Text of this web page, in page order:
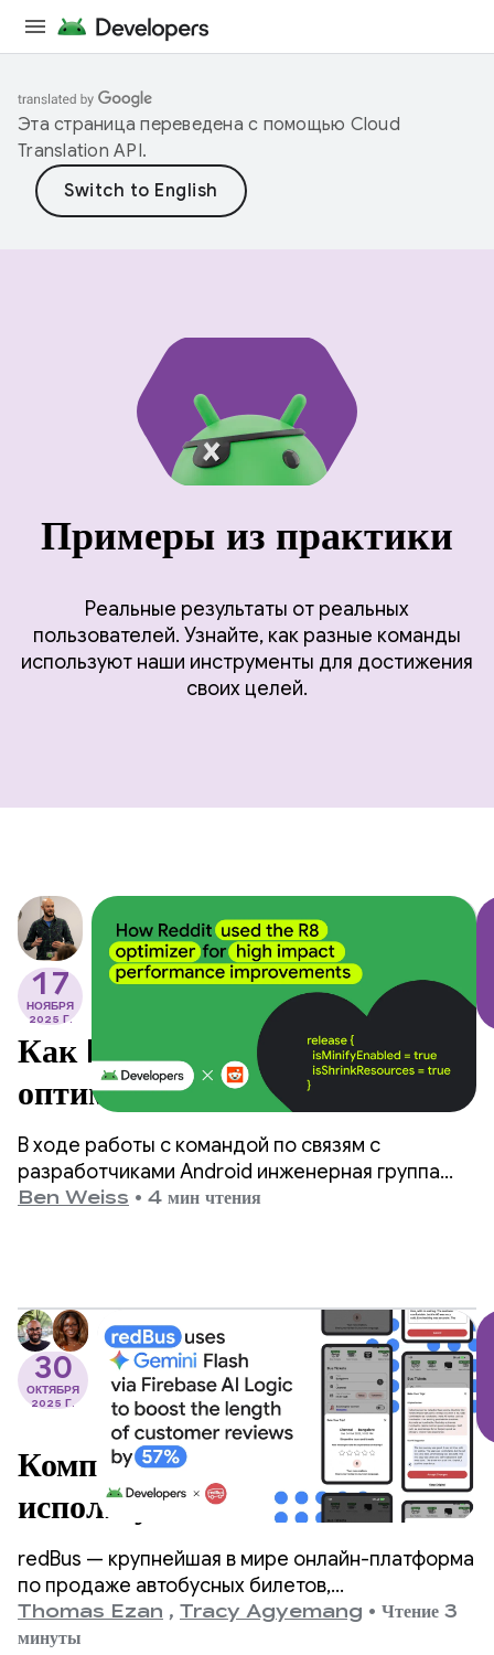
Эта страница переведена с помощью Cloud
Translation API.
Примеры из практики
Реальные результаты от реальных
пользователей. Узнайте, как разные команды
используют наши инструменты для достижения
своих целей.
17
НОЯБРЯ
2025 Г.
Как Reddit использовал
оптимизатор R8 для
существенного повышения
производительности
В ходе работы с командой по связям с
разработчиками Android инженерная группа
Reddit использовала показатель
Ben Weiss • 4 мин чтения
30
ОКТЯБРЯ
2025 Г.
Компания redBus
использует Gemini Flash
через Firebase AI Logic
для увеличения длины
отзывов клиентов на 57%.
redBus — крупнейшая в мире онлайн-платформа
по продаже автобусных билетов,
обслуживающая миллионы путешественников в
Индии, Юго-Восточной Азии и Латинской
Thomas Ezan , Tracy Agyemang • Чтение 3
минуты